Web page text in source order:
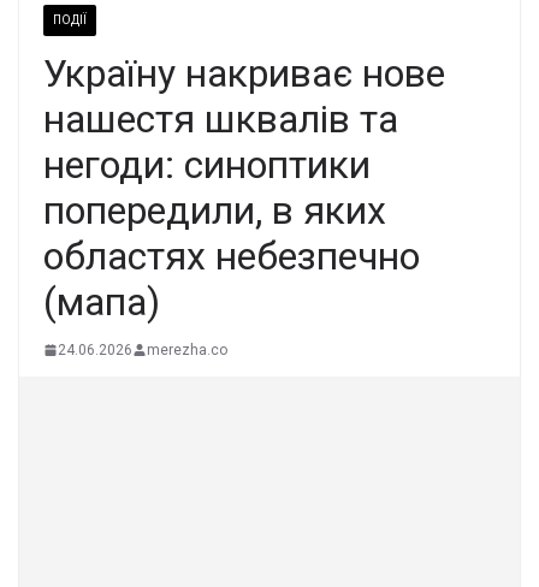
ПОДІЇ
Україну накриває нове
нашестя шквалів та
негоди: синоптики
попередили, в яких
областях небезпечно
(мапа)
24.06.2026 merezha.co